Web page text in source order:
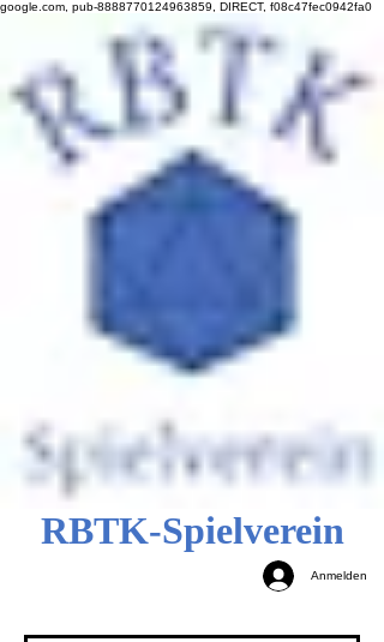
google.com, pub-8888770124963859, DIRECT, f08c47fec0942fa0
RBTK-Spielverein
Anmelden